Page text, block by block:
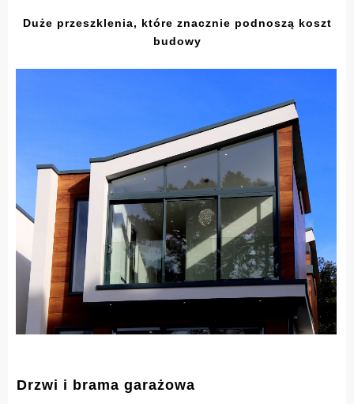
Duże przeszklenia, które znacznie podnoszą koszt
budowy
Drzwi i brama garażowa